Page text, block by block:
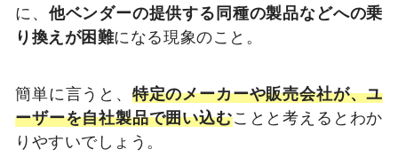
に、 他ベンダーの提供する同種の製品などへの乗
り換えが困難になる現象のこと。
簡単に言うと、 特定のメーカーや販売会社が、ユ
ーザーを自社製品で囲い込むことと考えるとわか
りやすいでしょう。